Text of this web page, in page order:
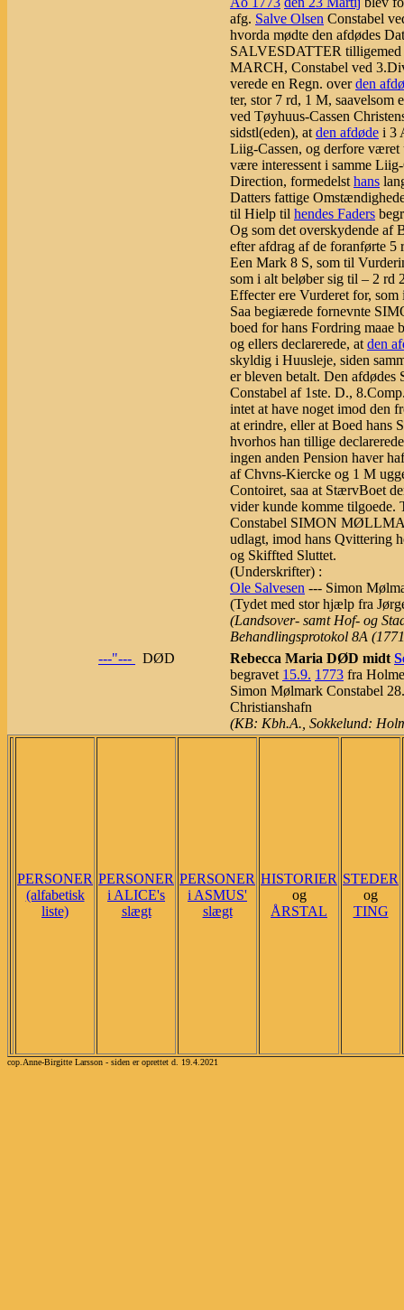
afg. Salve Olsen Constabel
hvorda mødte den afdødes
SALVESDATTER
MARCH, Constabel ved
verede en Regn. overden
ter, stor 7 rd, 1 M, saavelsom
ved Tøyhuus-Cassen
sidstl(eden), at den afdøde i 3
Liig-Cassen, og derfore været
være interessent i samme Liig-
Direction, formedelst hans
Datters fattige
til Hielp til hendes Faders
Og som det overskydende af
efter afdrag af de foranførte 5
Een Mark 8 S, som til
som i alt beløber sig til – 2 rd
Effecter ere Vurderet for,
Saa begiærede fornevnte
boed for hans Fordring maae
og ellers declarerede, at den
skyldig i Huusleje, siden
er bleven betalt. Den afdødes
Constabel af 1ste. D.,
intet at have noget imod den
at erindre, eller at Boed hans
hvorhos han tillige
ingen anden Pension haver
af Chvns-Kiercke og 1 M
Contoiret, saa at StærvBoet
vider kunde komme tilgoede.
Constabel SIMON
udlagt, imod hans Qvittering
og Skiffted Sluttet.
(Underskrifter) :
Ole Salvesen --- Simon
(Tydet med stor hjælp fra
(Landsover- samt Hof- og
Behandlingsprotokol 8A
---"---
DØD Rebecca Maria DØD midt
begravet 15.9. 1773 fra
Simon Mølmark Constabel
Christianshafn
(KB: Kbh.A., Sokkelund:
PERSONER
(alfabetisk
liste)
PERSONER
i ALICE's
slægt
PERSONER
i ASMUS'
slægt
HISTORIER
og
ÅRSTAL
STEDER
og
TING
cop.Anne-Birgitte Larsson - siden er oprettet d. 19.4.2021